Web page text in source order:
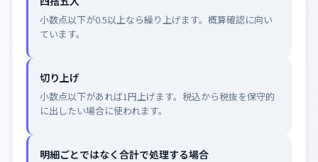
小数点以下が0.5以上なら繰り上げます。概算確認に向い
ています。
切り上げ
小数点以下があれば1円上げます。税込から税抜を保守的
に出したい場合に使われます。
明細ごとではなく合計で処理する場合